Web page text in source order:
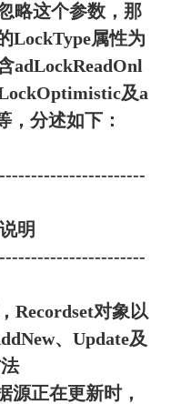
略这个参数，那
LockType属性为
adLockReadOnl
及a
分述如下：
明
Recordset对象以
、Update及
源正在更新时，